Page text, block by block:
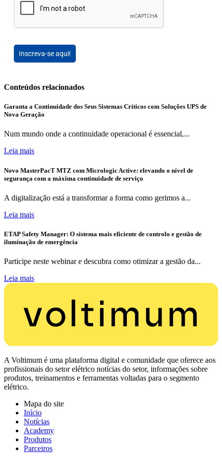
Inscreva-se aqui!
Conteúdos relacionados
Garanta a Continuidade dos Seus Sistemas Críticos com Soluções UPS de
Nova Geração
Num mundo onde a continuidade operacional é essencial,...
Leia mais
Novo MasterPacT MTZ com Micrologic Active: elevando o nível de
segurança com a máxima continuidade de serviço
A digitalização está a transformar a forma como gerimos a...
Leia mais
ETAP Safety Manager: O sistema mais eficiente de controlo e gestão de
iluminação de emergência
Participe neste webinar e descubra como otimizar a gestão da...
Leia mais
A Voltimum é uma plataforma digital e comunidade que oferece aos
profissionais do setor elétrico notícias do setor, informações sobre
produtos, treinamentos e ferramentas voltadas para o segmento
elétrico.
Mapa do site
Início
Notícias
Academy
Produtos
Parceiros